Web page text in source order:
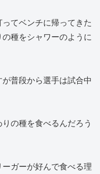
てベンチに帰ってきた
種をシャワーのように
普段から選手は試合中
の種を食べるんだろう
ガーが好んで食べる理